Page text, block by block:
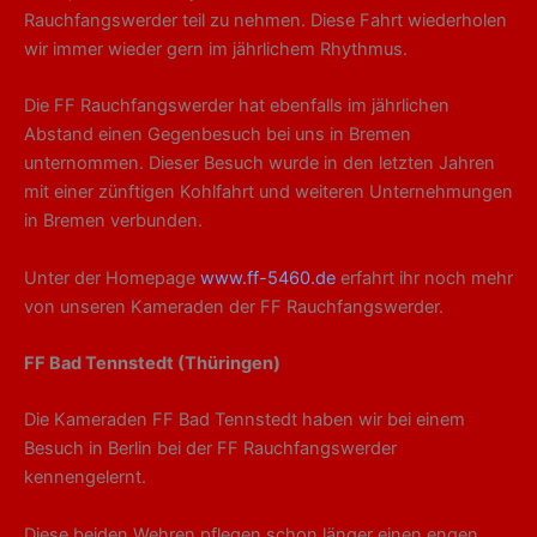
Rauchfangswerder teil zu nehmen. Diese Fahrt wiederholen
wir immer wieder gern im jährlichem Rhythmus.
Die FF Rauchfangswerder hat ebenfalls im jährlichen
Abstand einen Gegenbesuch bei uns in Bremen
unternommen. Dieser Besuch wurde in den letzten Jahren
mit einer zünftigen Kohlfahrt und weiteren Unternehmungen
in Bremen verbunden.
Unter der Homepage www.ff-5460.de erfahrt ihr noch mehr
von unseren Kameraden der FF Rauchfangswerder.
FF Bad Tennstedt (Thüringen)
Die Kameraden FF Bad Tennstedt haben wir bei einem
Besuch in Berlin bei der FF Rauchfangswerder
kennengelernt.